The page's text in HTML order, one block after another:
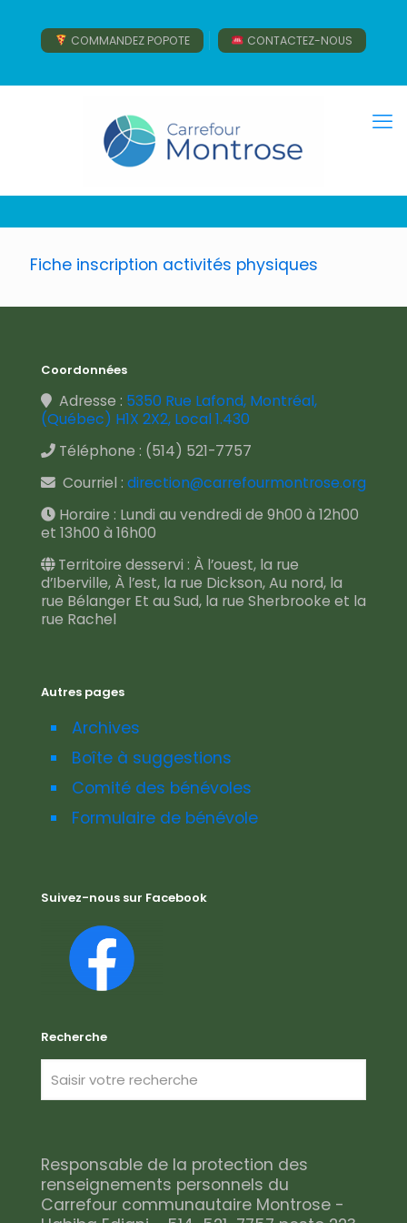
COMMANDEZ POPOTE CONTACTEZ-NOUS
Fiche inscription activités physiques
Coordonnées
Adresse : 5350 Rue Lafond, Montréal,
(Québec) H1X 2X2, Local 1.430
Téléphone : (514) 521-7757
Courriel : direction@carrefourmontrose.org
Horaire : Lundi au vendredi de 9h00 à 12h00
et 13h00 à 16h00
Territoire desservi : À l’ouest, la rue
d’Iberville, À l’est, la rue Dickson, Au nord, la
rue Bélanger Et au Sud, la rue Sherbrooke et la
rue Rachel
Autres pages
Archives
Boîte à suggestions
Comité des bénévoles
Formulaire de bénévole
Suivez-nous sur Facebook
Recherche
Responsable de la protection des
renseignements personnels du
Carrefour communautaire Montrose -